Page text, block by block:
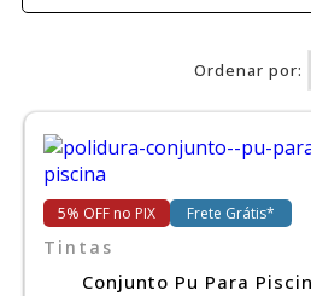
Piscina
Ferramentas
Ordenar por:
5% OFF no PIX Frete Grátis*
Tintas
Conjunto Pu Para